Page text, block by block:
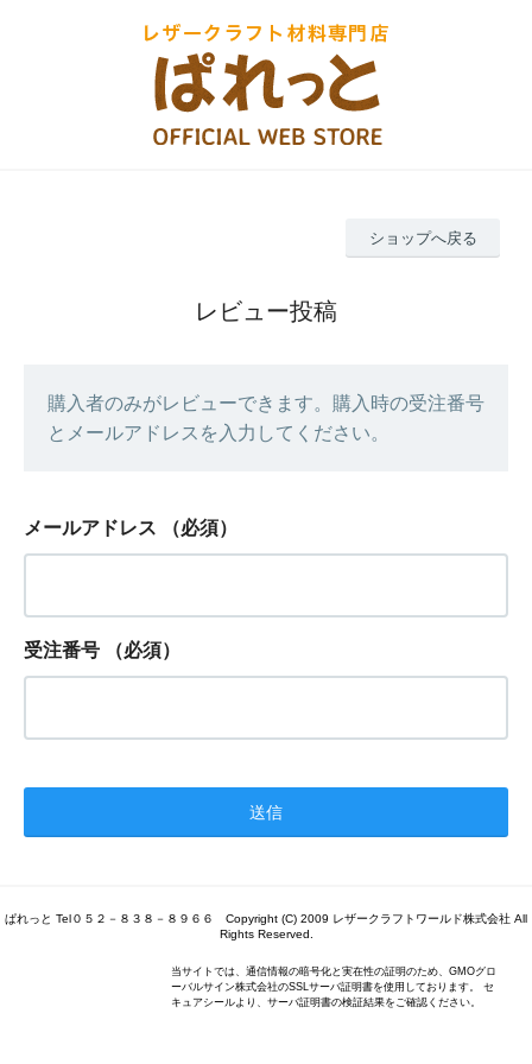
ショップへ戻る
レビュー投稿
購入者のみがレビューできます。購入時の受注番号
とメールアドレスを入力してください。
メールアドレス （必須）
受注番号 （必須）
ぱれっと Tel０５２－８３８－８９６６ Copyright (C) 2009 レザークラフトワールド株式会社 All
Rights Reserved.
当サイトでは、通信情報の暗号化と実在性の証明のため、GMOグロ
ーバルサイン株式会社のSSLサーバ証明書を使用しております。 セ
キュアシールより、サーバ証明書の検証結果をご確認ください。